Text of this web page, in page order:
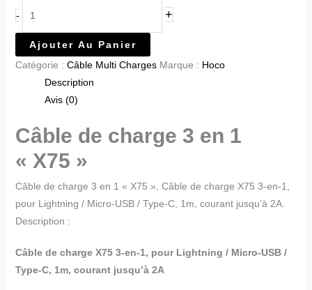
- +
Ajouter Au Panier
Catégorie : Câble Multi Charges Marque : Hoco
Description
Avis (0)
Câble de charge 3 en 1
« X75 »
Câble de charge 3 en 1 « X75 », Câble de charge X75 3-en-1,
pour Lightning / Micro-USB / Type-C, 1m, courant jusqu’à 2A.
Description :
Câble de charge X75 3-en-1, pour Lightning / Micro-USB /
Type-C, 1m, courant jusqu’à 2A